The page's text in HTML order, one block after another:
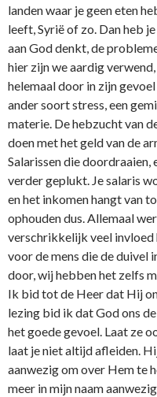
landen waar je geen eten
leeft, Syrië of zo. Dan heb
aan God denkt, de
hier zijn we aardig
helemaal door in zijn
ander soort stress, een
materie. De hebzucht van
doen met het geld van de
Salarissen die doordraaien,
verder geplukt. Je salaris
en het inkomen hangt van
ophouden dus. Allemaal
verschrikkelijk veel invloed
voor de mens die de duivel
door, wij hebben het zelfs
Ik bid tot de Heer dat Hij
lezing bid ik dat God o­ns
het goede gevoel. Laat ze
laat je niet altijd afleiden.
aanwezig om over Hem te
meer in mijn naam